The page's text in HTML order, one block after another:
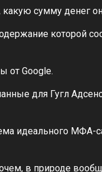
какую сумму денег
которой
от Google.
для Гугл
идеального МФА-
в природе